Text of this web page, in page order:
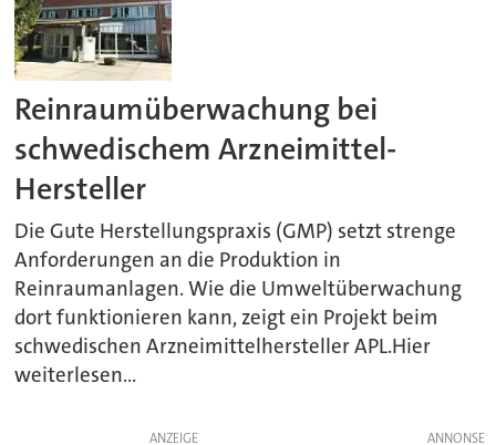
Reinraumüberwachung bei
schwedischem Arzneimittel-
Hersteller
Die Gute Herstellungspraxis (GMP) setzt strenge
Anforderungen an die Produktion in
Reinraumanlagen. Wie die Umweltüberwachung
dort funktionieren kann, zeigt ein Projekt beim
schwedischen Arzneimittelhersteller APL.Hier
weiterlesen...
ANZEIGE